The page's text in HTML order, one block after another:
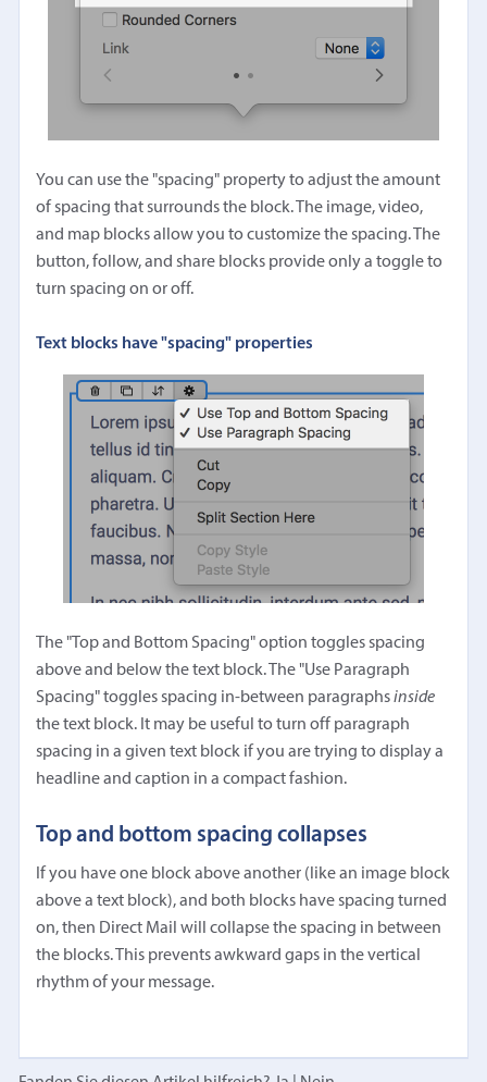
You can use the "spacing" property to adjust the amount
of spacing that surrounds the block. The image, video,
and map blocks allow you to customize the spacing. The
button, follow, and share blocks provide only a toggle to
turn spacing on or off.
Text blocks have "spacing" properties
The "Top and Bottom Spacing" option toggles spacing
above and below the text block. The "Use Paragraph
Spacing" toggles spacing in-between paragraphsinside
the text block. It may be useful to turn off paragraph
spacing in a given text block if you are trying to display a
headline and caption in a compact fashion.
Top and bottom spacing collapses
If you have one block above another (like an image block
above a text block), and both blocks have spacing turned
on, then Direct Mail will collapse the spacing in between
the blocks. This prevents awkward gaps in the vertical
rhythm of your message.